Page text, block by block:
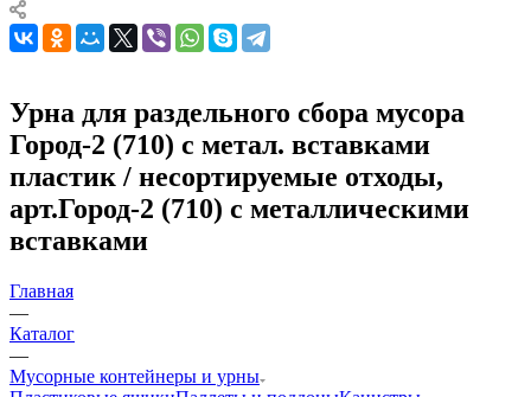
Урна для раздельного сбора мусора
Город-2 (710) с метал. вставками
пластик / несортируемые отходы,
арт.Город-2 (710) с металлическими
вставками
Главная
—
Каталог
—
Мусорные контейнеры и урны